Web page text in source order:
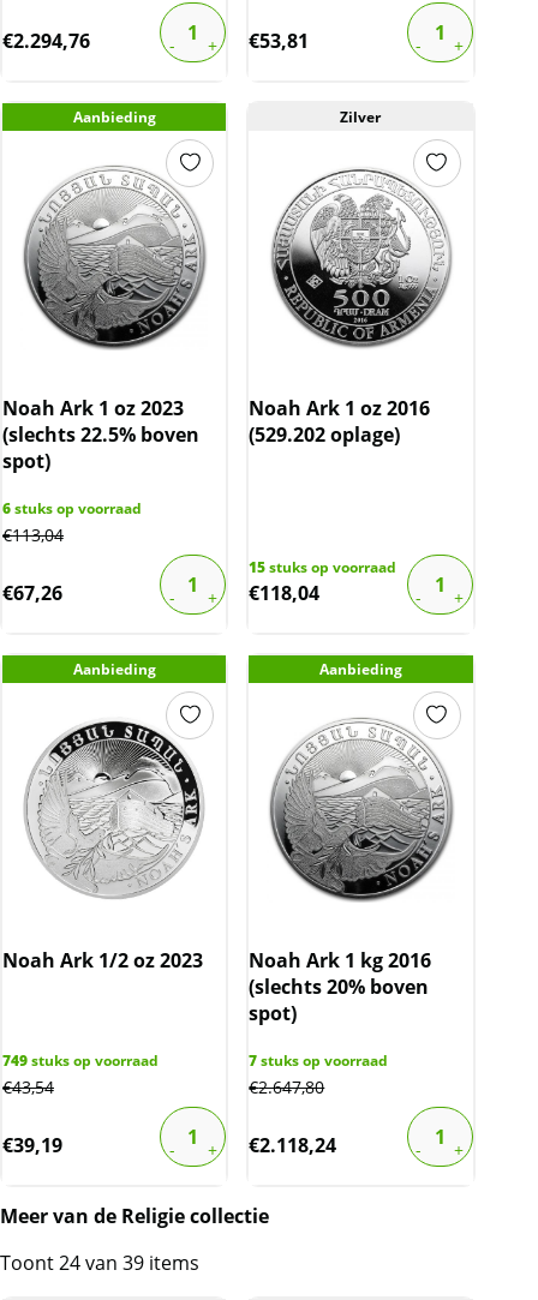
€2.294,76 €53,81
Aanbieding
Noah Ark 1 oz 2023
(slechts 22.5% boven
spot)
6stuks op voorraad
€113,04
€67,26
Zilver
Noah Ark 1 oz 2016
(529.202 oplage)
15stuks op voorraad
€118,04
Aanbieding
Noah Ark 1/2 oz 2023
749stuks op voorraad
€43,54
€39,19
Aanbieding
Noah Ark 1 kg 2016
(slechts 20% boven
spot)
7stuks op voorraad
€2.647,80
€2.118,24
Meer van de Religie collectie
Toont 24 van 39 items